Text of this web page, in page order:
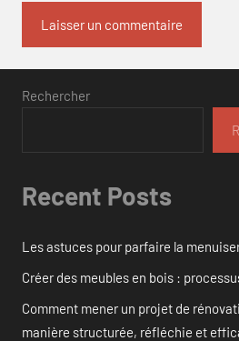
Rechercher
Recent Posts
Les astuces pour parfaire la
Créer des meubles en bois :
Comment mener un projet de
manière structurée, réfléchie et